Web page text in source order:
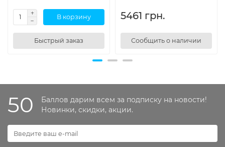
В корзину
Быстрый заказ
5461 грн.
Сообщить о наличии
50
Баллов дарим всем за подписку на новости!
Новинки, скидки, акции.